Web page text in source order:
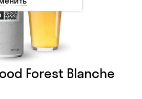
Forest Blanche